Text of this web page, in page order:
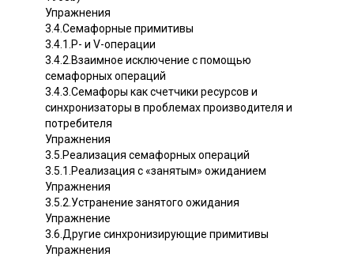
Упражнения
3.4.Семафорные примитивы
3.4.1.Р- и V-операции
3.4.2.Взаимное исключение с помощью
семафорных операций
3.4.3.Семафоры как счетчики ресурсов и
синхронизаторы в проблемах производителя и
потребителя
Упражнения
3.5.Реализация семафорных операций
3.5.1.Реализация с «занятым» ожиданием
Упражнения
3.5.2.Устранение занятого ожидания
Упражнение
3.6.Другие синхронизирующие примитивы
Упражнения